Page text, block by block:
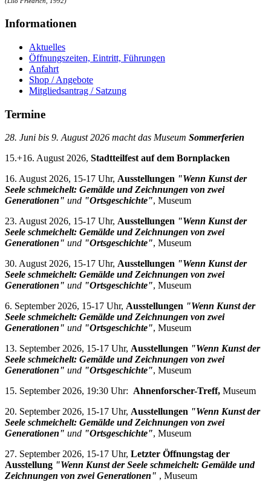
Informationen
Aktuelles
Öffnungszeiten, Eintritt, Führungen
Anfahrt
Shop / Angebote
Mitgliedsantrag / Satzung
Termine
28. Juni bis 9. August 2026 macht das Museum Sommerferien
15.+16. August 2026, Stadtteilfest auf dem Bornplacken
16. August 2026, 15-17 Uhr, Ausstellungen "Wenn Kunst der
Seele schmeichelt: Gemälde und Zeichnungen von zwei
Generationen" und "Ortsgeschichte", Museum
23. August 2026, 15-17 Uhr, Ausstellungen "Wenn Kunst der
Seele schmeichelt: Gemälde und Zeichnungen von zwei
Generationen" und "Ortsgeschichte", Museum
30. August 2026, 15-17 Uhr, Ausstellungen "Wenn Kunst der
Seele schmeichelt: Gemälde und Zeichnungen von zwei
Generationen" und "Ortsgeschichte", Museum
6. September 2026, 15-17 Uhr, Ausstellungen "Wenn Kunst der
Seele schmeichelt: Gemälde und Zeichnungen von zwei
Generationen" und "Ortsgeschichte", Museum
13. September 2026, 15-17 Uhr, Ausstellungen "Wenn Kunst der
Seele schmeichelt: Gemälde und Zeichnungen von zwei
Generationen" und "Ortsgeschichte", Museum
15. September 2026, 19:30 Uhr: Ahnenforscher-Treff, Museum
20. September 2026, 15-17 Uhr, Ausstellungen "Wenn Kunst der
Seele schmeichelt: Gemälde und Zeichnungen von zwei
Generationen" und "Ortsgeschichte", Museum
27. September 2026, 15-17 Uhr, Letzter Öffnungstag der
Ausstellung "Wenn Kunst der Seele schmeichelt: Gemälde und
Zeichnungen von zwei Generationen" , Museum